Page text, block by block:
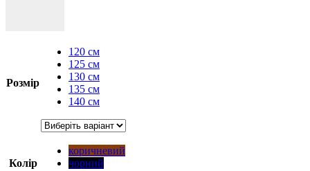
Розмір
120 см
125 см
130 см
135 см
140 см
Колір
коричневий
чорний